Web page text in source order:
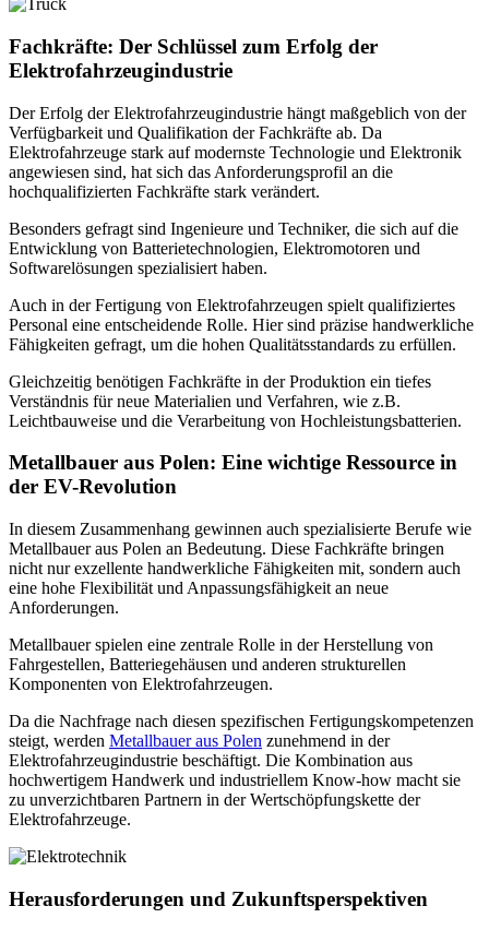
Fachkräfte: Der Schlüssel zum Erfolg der
Elektrofahrzeugindustrie
Der Erfolg der Elektrofahrzeugindustrie hängt maßgeblich von der
Verfügbarkeit und Qualifikation der Fachkräfte ab. Da
Elektrofahrzeuge stark auf modernste Technologie und Elektronik
angewiesen sind, hat sich das Anforderungsprofil an die
hochqualifizierten Fachkräfte stark verändert.
Besonders gefragt sind Ingenieure und Techniker, die sich auf die
Entwicklung von Batterietechnologien, Elektromotoren und
Softwarelösungen spezialisiert haben.
Auch in der Fertigung von Elektrofahrzeugen spielt qualifiziertes
Personal eine entscheidende Rolle. Hier sind präzise handwerkliche
Fähigkeiten gefragt, um die hohen Qualitätsstandards zu erfüllen.
Gleichzeitig benötigen Fachkräfte in der Produktion ein tiefes
Verständnis für neue Materialien und Verfahren, wie z.B.
Leichtbauweise und die Verarbeitung von Hochleistungsbatterien.
Metallbauer aus Polen: Eine wichtige Ressource in
der EV-Revolution
In diesem Zusammenhang gewinnen auch spezialisierte Berufe wie
Metallbauer aus Polen an Bedeutung. Diese Fachkräfte bringen
nicht nur exzellente handwerkliche Fähigkeiten mit, sondern auch
eine hohe Flexibilität und Anpassungsfähigkeit an neue
Anforderungen.
Metallbauer spielen eine zentrale Rolle in der Herstellung von
Fahrgestellen, Batteriegehäusen und anderen strukturellen
Komponenten von Elektrofahrzeugen.
Da die Nachfrage nach diesen spezifischen Fertigungskompetenzen
steigt, werden Metallbauer aus Polen zunehmend in der
Elektrofahrzeugindustrie beschäftigt. Die Kombination aus
hochwertigem Handwerk und industriellem Know-how macht sie
zu unverzichtbaren Partnern in der Wertschöpfungskette der
Elektrofahrzeuge.
Herausforderungen und Zukunftsperspektiven